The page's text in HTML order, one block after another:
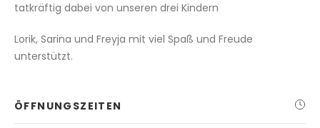
tatkräftig dabei von unseren drei Kindern
Lorik, Sarina und Freyja mit viel Spaß und Freude
unterstützt.
ÖFFNUNGSZEITEN